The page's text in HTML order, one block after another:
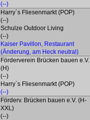
(--)
Harry`s Fliesenmarkt (POP)
(--)
Schulze Outdoor Living
(--)
Kaiser Pavillon, Restaurant
(Änderung, am Heck neutral)
Förderverein Brücken bauen e.V.
(H)
(--)
Harry`s Fliesenmarkt (POP)
(--)
Förderv. Brücken bauen e.V. (H-
XXL)
(--)